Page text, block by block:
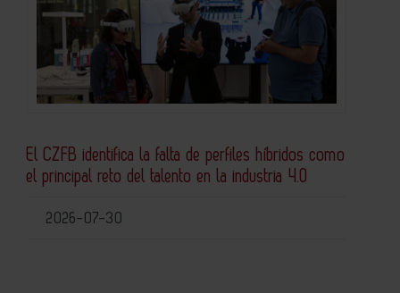
El CZFB identifica la falta de perfiles híbridos como
el principal reto del talento en la industria 4.0
2026-07-30